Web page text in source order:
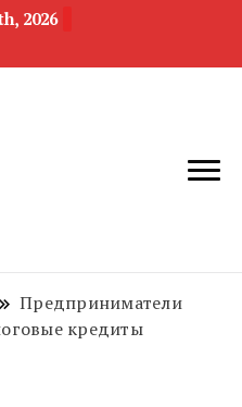
2026
область
Предприниматели
кредиты